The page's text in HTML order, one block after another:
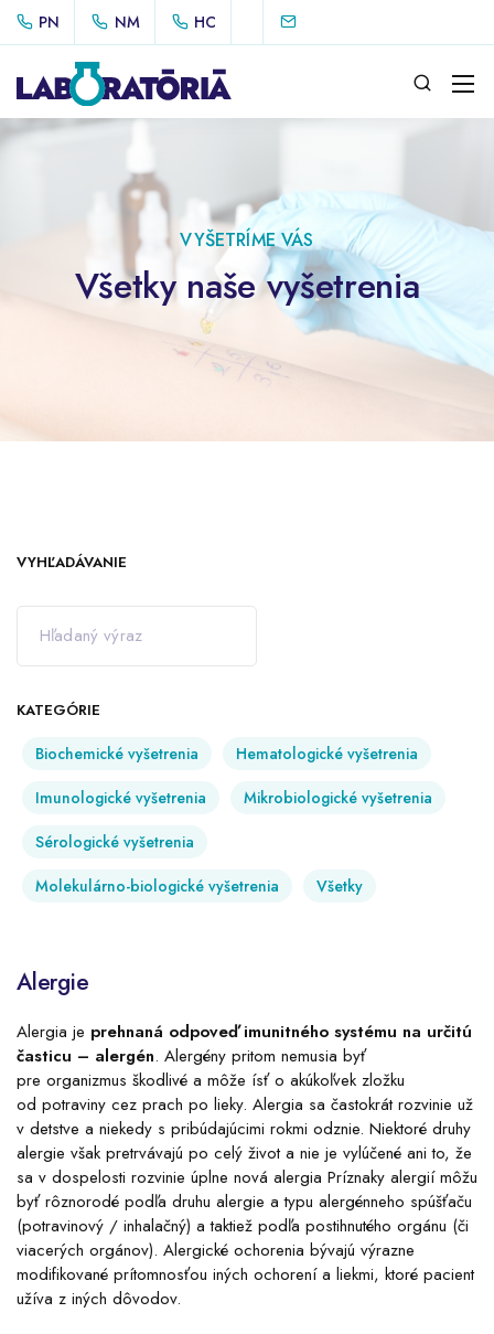
PN NM HC
VYŠETRÍME VÁS
Všetky naše vyšetrenia
VYHĽADÁVANIE
KATEGÓRIE
Biochemické vyšetrenia
Hematologické vyšetrenia
Imunologické vyšetrenia
Mikrobiologické vyšetrenia
Sérologické vyšetrenia
Molekulárno-biologické vyšetrenia
Všetky
Alergie
Alergia je prehnaná odpoveď imunitného systému na určitú
časticu – alergén. Alergény pritom nemusia byť
pre organizmus škodlivé a môže ísť o akúkoľvek zložku
od potraviny cez prach po lieky. Alergia sa častokrát rozvinie už
v detstve a niekedy s pribúdajúcimi rokmi odznie. Niektoré druhy
alergie však pretrvávajú po celý život a nie je vylúčené ani to, že
sa v dospelosti rozvinie úplne nová alergia Príznaky alergií môžu
byť rôznorodé podľa druhu alergie a typu alergénneho spúšťaču
(potravinový / inhalačný) a taktiež podľa postihnutého orgánu (či
viacerých orgánov). Alergické ochorenia bývajú výrazne
modifikované prítomnosťou iných ochorení a liekmi, ktoré pacient
užíva z iných dôvodov.